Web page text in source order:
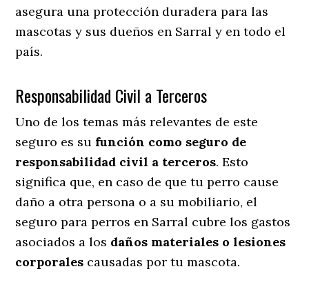
asegura una protección duradera para las
mascotas y sus dueños en Sarral y en todo el
país.
Responsabilidad Civil a Terceros
Uno de los temas más relevantes de este
seguro es su función como seguro de
responsabilidad civil a terceros. Esto
significa que, en caso de que tu perro cause
daño a otra persona o a su mobiliario, el
seguro para perros en Sarral cubre los gastos
asociados a los daños materiales o lesiones
corporales causadas por tu mascota.